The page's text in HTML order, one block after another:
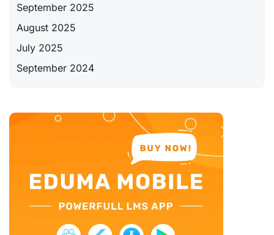
September 2025
August 2025
July 2025
September 2024